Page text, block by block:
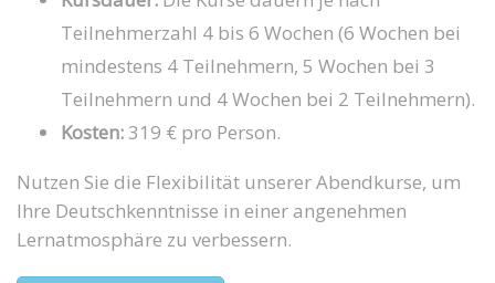
Teilnehmerzahl 4 bis 6 Wochen (6 Wochen bei
mindestens 4 Teilnehmern, 5 Wochen bei 3
Teilnehmern und 4 Wochen bei 2 Teilnehmern).
Kosten:319 € pro Person.
Nutzen Sie die Flexibilität unserer Abendkurse, um
Ihre Deutschkenntnisse in einer angenehmen
Lernatmosphäre zu verbessern.